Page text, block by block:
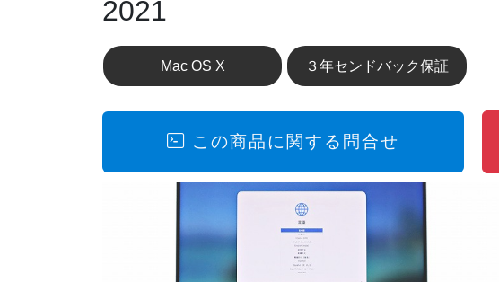
2021
Mac OS X ３年センドバック保証
この商品に関する問合せ
3年保証無料付帯の中古パソコン 14インチノート/